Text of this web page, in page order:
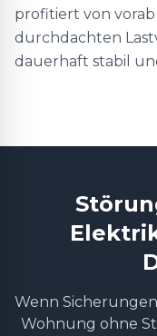
profitiert von
durchdachten
dauerhaft stabil
Wenn
Wohnung ohne